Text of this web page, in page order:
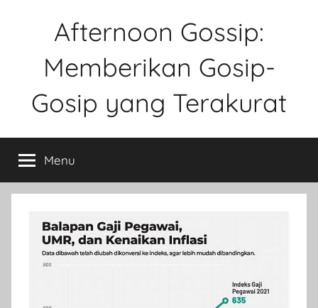
Afternoon Gossip:
Memberikan Gosip-
Gosip yang Terakurat
Tentang
Ke
Gosipan
Berbagai
Kalangan
Menu